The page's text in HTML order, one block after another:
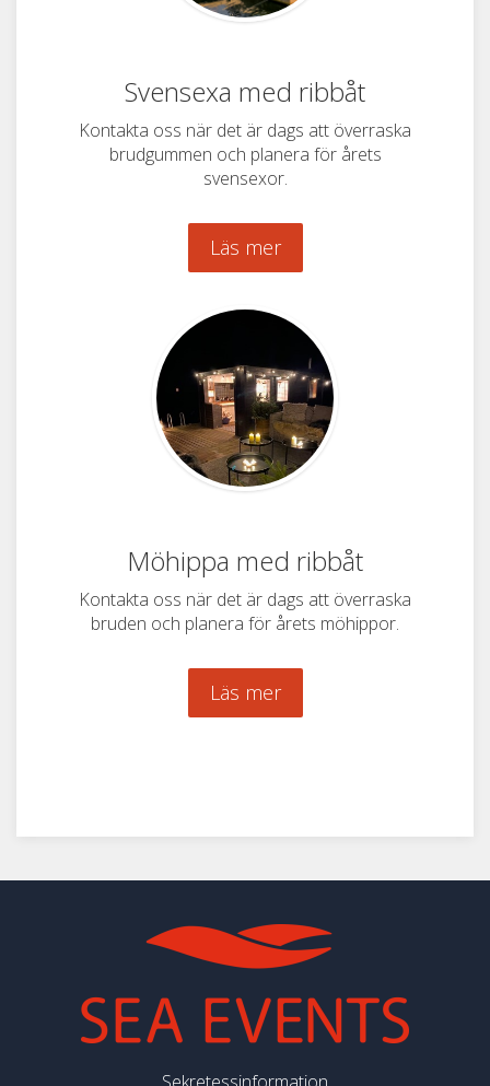
Svensexa med ribbåt
Kontakta oss när det är dags att överraska
brudgummen och planera för årets
svensexor.
Läs mer
Möhippa med ribbåt
Kontakta oss när det är dags att överraska
bruden och planera för årets möhippor.
Läs mer